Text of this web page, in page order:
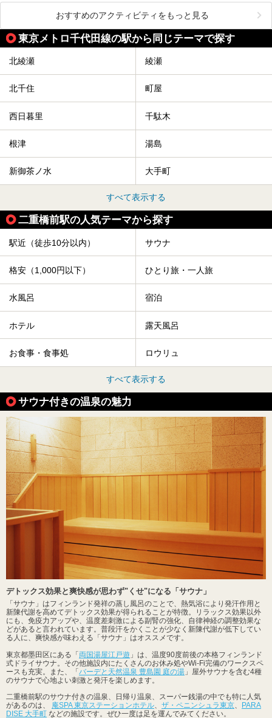
おすすめのアクティビティをもっと見る
東京メトロ千代田線の駅から同じテーマで探す
北綾瀬 綾瀬
北千住 町屋
西日暮里 千駄木
根津 湯島
新御茶ノ水 大手町
すべて表示する
二重橋前駅の人気テーマから探す
駅近（徒歩10分以内） サウナ
格安（1,000円以下） ひとり旅・一人旅
水風呂 宿泊
ホテル 露天風呂
お食事・食事処 ロウリュ
すべて表示する
サウナ付きの温泉の魅力
デトックス効果と爽快感が思わず"くせ"になる「サウナ」
「サウナ」はフィンランド発祥の蒸し風呂のことで、熱気浴により発汗作用と
新陳代謝を高めてデトックス効果が得られることが特徴。リラックス効果以外
にも、免疫力アップや、温度差刺激による副腎の強化、自律神経の調整効果な
どがあると言われています。普段汗をかくことが少なく新陳代謝が低下してい
る人に、爽快感が味わえる「サウナ」はオススメです。
東京都墨田区にある「 両国湯屋江戸遊 」は、温度90度前後の本格フィンランド
式ドライサウナ。その他施設内にたくさんのお休み処やWi-Fi完備のワークスペ
ースも充実。また、「 バーデと天然温泉 豊島園 庭の湯 」屋外サウナを含む4種
のサウナで心地よい刺激と発汗を楽しめます。
二重橋前駅のサウナ付きの温泉、日帰り温泉、スーパー銭湯の中でも特に人気
があるのは、 庵SPA 東京ステーションホテル、 ザ・ペニンシュラ東京、
PARA
DISE 大手町 などの施設です。ぜひ一度は足を運んでみてください。